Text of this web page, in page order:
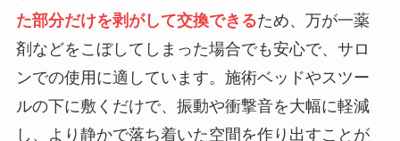
た部分だけを剥がして交換できるため、万が一薬
剤などをこぼしてしまった場合でも安心で、サロ
ンでの使用に適しています。施術ベッドやスツー
ルの下に敷くだけで、振動や衝撃音を大幅に軽減
し、より静かで落ち着いた空間を作り出すことが